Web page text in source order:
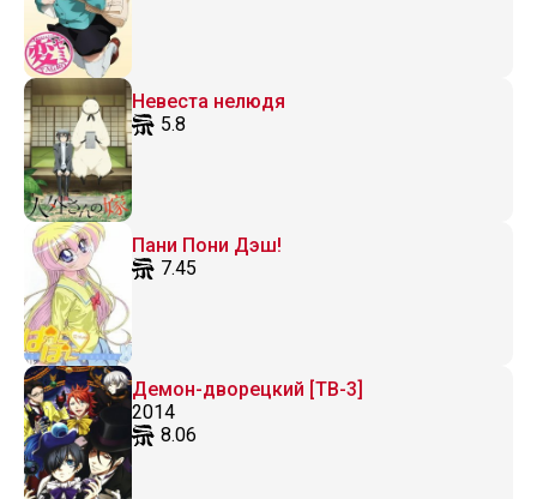
Невеста нелюдя
5.8
Пани Пони Дэш!
7.45
Демон-дворецкий [ТВ-3]
2014
8.06